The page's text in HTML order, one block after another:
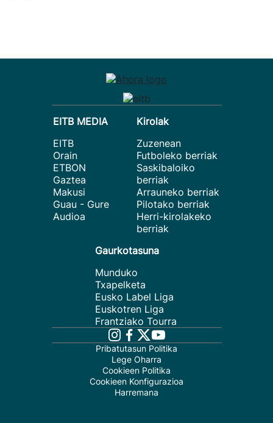
EITB MEDIA
EITB
Orain
ETBON
Gaztea
Makusi
Guau - Gure
Audioa
Kirolak
Zuzenean
Futboleko berriak
Saskibaloiko
berriak
Arrauneko berriak
Pilotako berriak
Herri-kirolakeko
berriak
Gaurkotasuna
Munduko
Txapelketa
Eusko Label Liga
Euskotren Liga
Frantziako Tourra
Pribatutasun Politika
Lege Oharra
Cookieen Politika
Cookieen Konfigurazioa
Harremana